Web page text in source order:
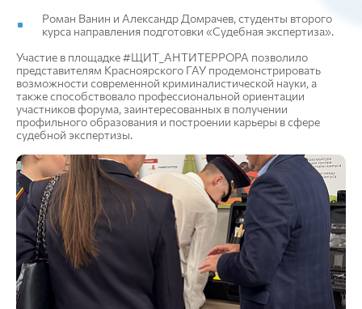
Роман Ванин и Александр Домрачев, студенты второго
курса направления подготовки «Судебная экспертиза».
Участие в площадке #ЩИТ_АНТИТЕРРОРА позволило
представителям Красноярского ГАУ продемонстрировать
возможности современной криминалистической науки, а
также способствовало профессиональной ориентации
участников форума, заинтересованных в получении
профильного образования и построении карьеры в сфере
судебной экспертизы.